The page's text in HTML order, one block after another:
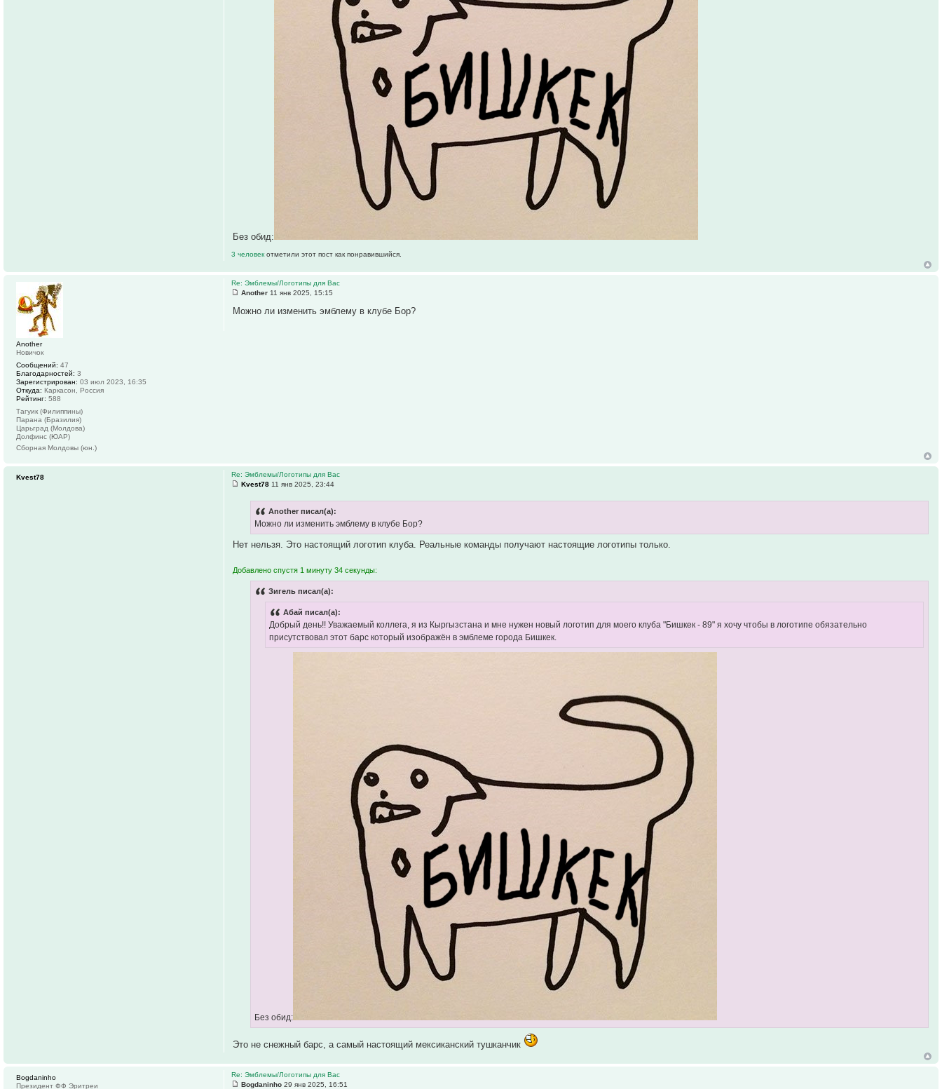
Без обид:
3 человекотметили этот пост как понравившийся.
Re: Эмблемы/Логотипы для Вас
Another 11 янв 2025, 15:15
Можно ли изменить эмблему в клубе Бор?
Another
Новичок
Сообщений: 47
Благодарностей: 3
Зарегистрирован: 03 июл 2023, 16:35
Откуда: Каркасон, Россия
Рейтинг: 588
Тагуик (Филиппины)
Парана (Бразилия)
Царьград (Молдова)
Долфинс (ЮАР)
Сборная Молдовы (юн.)
Re: Эмблемы/Логотипы для Вас
Kvest78 11 янв 2025, 23:44
Another писал(а):
Можно ли изменить эмблему в клубе Бор?
Нет нельзя. Это настоящий логотип клуба. Реальные команды получают настоящие логотипы только.
Добавлено спустя 1 минуту 34 секунды:
Зигель писал(а):
Абай писал(а):
Добрый день!! Уважаемый коллега, я из Кыргызстана и мне нужен новый логотип для моего клуба "Бишкек - 89" я хочу чтобы в логотипе обязательно
присутствовал этот барс который изображён в эмблеме города Бишкек.
Без обид:
Это не снежный барс, а самый настоящий мексиканский тушканчик
Kvest78
Re: Эмблемы/Логотипы для Вас
Bogdaninho 29 янв 2025, 16:51
Bogdaninho
Президент ФФ Эритреи